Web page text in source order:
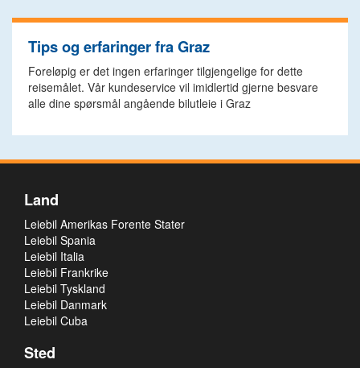
Tips og erfaringer fra Graz
Foreløpig er det ingen erfaringer tilgjengelige for dette
reisemålet. Vår kundeservice vil imidlertid gjerne besvare
alle dine spørsmål angående bilutleie i Graz
Land
Leiebil Amerikas Forente Stater
Leiebil Spania
Leiebil Italia
Leiebil Frankrike
Leiebil Tyskland
Leiebil Danmark
Leiebil Cuba
Sted